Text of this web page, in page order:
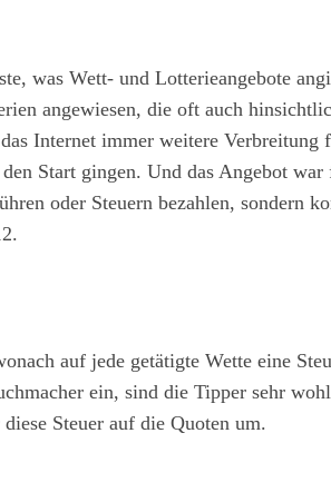
was Wett- und Lotterieangebote
angewiesen, die oft auch
Internet immer weitere Verbreitung
Start gingen. Und das Angebot war
oder Steuern bezahlen, sondern
auf jede getätigte Wette eine
ein, sind die Tipper sehr wohl
Steuer auf die Quoten um.